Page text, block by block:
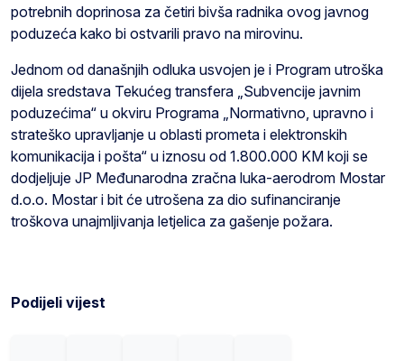
potrebnih doprinosa za četiri bivša radnika ovog javnog
poduzeća kako bi ostvarili pravo na mirovinu.
Jednom od današnjih odluka usvojen je i Program utroška
dijela sredstava Tekućeg transfera „Subvencije javnim
poduzećima“ u okviru Programa „Normativno, upravno i
strateško upravljanje u oblasti prometa i elektronskih
komunikacija i pošta“ u iznosu od 1.800.000 KM koji se
dodjeljuje JP Međunarodna zračna luka-aerodrom Mostar
d.o.o. Mostar i bit će utrošena za dio sufinanciranje
troškova unajmljivanja letjelica za gašenje požara.
Podijeli vijest